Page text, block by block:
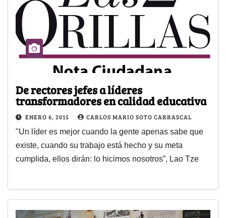
De rectores jefes a líderes
transformadores en calidad educativa
ENERO 6, 2015 CARLOS MARIO SOTO CARRASCAL
"Un líder es mejor cuando la gente apenas sabe que
existe, cuando su trabajo está hecho y su meta
cumplida, ellos dirán: lo hicimos nosotros”, Lao Tze